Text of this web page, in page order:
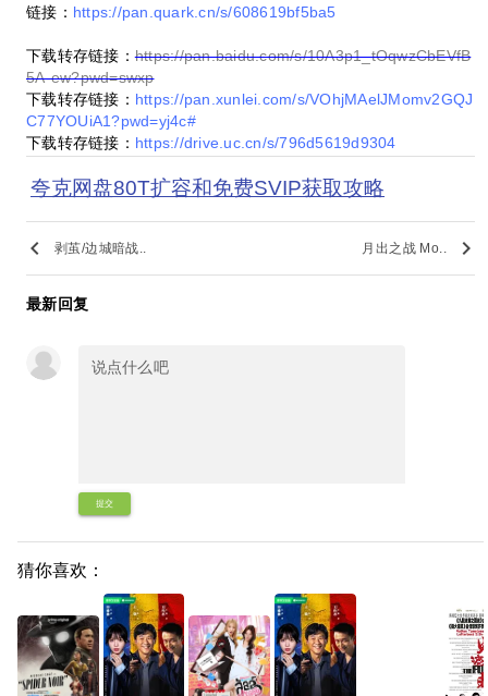
链接： https://pan.quark.cn/s/608619bf5ba5
下载转存链接：https://pan.baidu.com/s/10A3p1_tOqwzCbEVfB
5A-ew?pwd=swxp
下载转存链接： https://pan.xunlei.com/s/VOhjMAelJMomv2GQJ
C77YOUiA1?pwd=yj4c#
下载转存链接： https://drive.uc.cn/s/796d5619d9304
夸克网盘80T扩容和免费SVIP获取攻略
keyboard_arrow_left 剥茧/边城暗战.. 月出之战 Mo.. keyboard_arrow_right
最新回复
提交
猜你喜欢：